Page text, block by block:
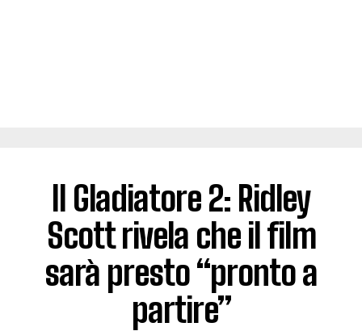
Il Gladiatore 2: Ridley
Scott rivela che il film
sarà presto “pronto a
partire”